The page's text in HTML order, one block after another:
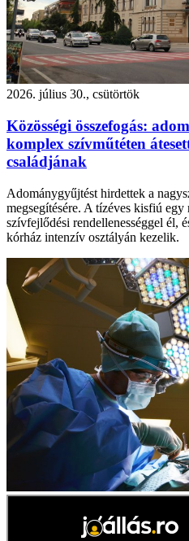
2026. július 30., csütörtök
Közösségi összefogás:
komplex szívműtéten
családjának
Adománygyűjtést hirdettek a
megsegítésére. A tízéves kisfiú
szívfejlődési rendellenességgel él,
kórház intenzív osztályán kezelik.